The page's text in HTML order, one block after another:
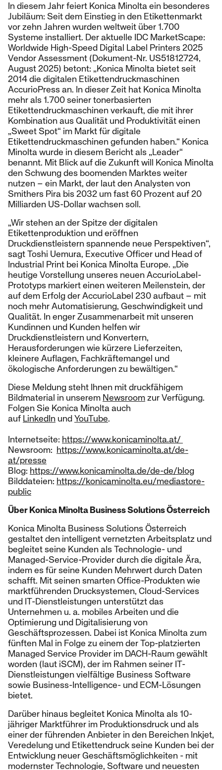
In diesem Jahr feiert Konica Minolta ein besonderes
Jubiläum: Seit dem Einstieg in den Etikettenmarkt
vor zehn Jahren wurden weltweit über 1.700
Systeme installiert. Der aktuelle IDC MarketScape:
Worldwide High-Speed Digital Label Printers 2025
Vendor Assessment (Dokument-Nr. US51812724,
August 2025) betont: „Konica Minolta bietet seit
2014 die digitalen Etikettendruckmaschinen
AccurioPress an. In dieser Zeit hat Konica Minolta
mehr als 1.700 seiner tonerbasierten
Etikettendruckmaschinen verkauft, die mit ihrer
Kombination aus Qualität und Produktivität einen
„Sweet Spot“ im Markt für digitale
Etikettendruckmaschinen gefunden haben.“ Konica
Minolta wurde in diesem Bericht als „Leader“
benannt. Mit Blick auf die Zukunft will Konica Minolta
den Schwung des boomenden Marktes weiter
nutzen – ein Markt, der laut den Analysten von
Smithers Pira bis 2032 um fast 60 Prozent auf 20
Milliarden US-Dollar wachsen soll.
„Wir stehen an der Spitze der digitalen
Etikettenproduktion und eröffnen
Druckdienstleistern spannende neue Perspektiven“,
sagt Toshi Uemura, Executive Officer und Head of
Industrial Print bei Konica Minolta Europe. „Die
heutige Vorstellung unseres neuen AccurioLabel-
Prototyps markiert einen weiteren Meilenstein, der
auf dem Erfolg der AccurioLabel 230 aufbaut – mit
noch mehr Automatisierung, Geschwindigkeit und
Qualität. In enger Zusammenarbeit mit unseren
Kundinnen und Kunden helfen wir
Druckdienstleistern und Konvertern,
Herausforderungen wie kürzere Lieferzeiten,
kleinere Auflagen, Fachkräftemangel und
ökologische Anforderungen zu bewältigen.“
Diese Meldung steht Ihnen mit druckfähigem
Bildmaterial in unserem Newsroomzur Verfügung.
Folgen Sie Konica Minolta auch
auf LinkedIn undYouTube.
Internetseite: https://www.konicaminolta.at/
Newsroom: https://www.konicaminolta.at/de-
at/presse
Blog: https://www.konicaminolta.de/de-de/blog
Bilddateien: https://konicaminolta.eu/mediastore-
public
Über Konica Minolta Business Solutions Österreich
Konica Minolta Business Solutions Österreich
gestaltet den intelligent vernetzten Arbeitsplatz und
begleitet seine Kunden als Technologie- und
Managed-Service-Provider durch die digitale Ära,
indem es für seine Kunden Mehrwert durch Daten
schafft. Mit seinen smarten Office-Produkten wie
marktführenden Drucksystemen, Cloud-Services
und IT-Dienstleistungen unterstützt das
Unternehmen u. a. mobiles Arbeiten und die
Optimierung und Digitalisierung von
Geschäftsprozessen. Dabei ist Konica Minolta zum
fünften Mal in Folge zu einem der Top-platzierten
Managed Service Provider im DACH-Raum gewählt
worden (laut iSCM), der im Rahmen seiner IT-
Dienstleistungen vielfältige Business Software
sowie Business-Intelligence- und ECM-Lösungen
bietet.
Darüber hinaus begleitet Konica Minolta als 10-
jähriger Marktführer im Produktionsdruck und als
einer der führenden Anbieter in den Bereichen Inkjet,
Veredelung und Etikettendruck seine Kunden bei der
Entwicklung neuer Geschäftsmöglichkeiten - mit
modernster Technologie, Software und neuesten